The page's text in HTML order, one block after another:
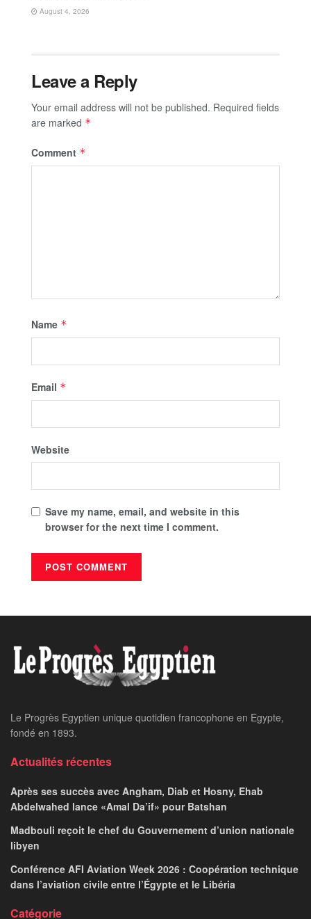
August 4, 2026
Leave a Reply
Your email address will not be published. Required fields
are marked *
Comment *
Name *
Email *
Website
Save my name, email, and website in this
browser for the next time I comment.
Le Progrès Egyptien unique quotidien francophone en Egypte,
fondé en 1893.
Actualités récentes
Après ses succès avec Angham, Diab et Hosny, Ehab
Abdelwahed lance «Amal Da’if» pour Batshan
Madbouli reçoit le chef du Gouvernement d’union nationale
libyen
Conférence AFI Aviation Week 2026 : Coopération technique
dans l’aviation civile entre l’Égypte et le Libéria
Catégorie